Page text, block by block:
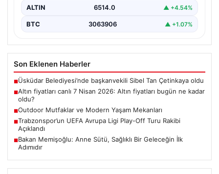
ALTIN 6514.0 ▲ +4.54%
BTC 3063906 ▲ +1.07%
Son Eklenen Haberler
■Üsküdar Belediyesi’nde başkanvekili Sibel Tan Çetinkaya oldu
■Altın fiyatları canlı 7 Nisan 2026: Altın fiyatları bugün ne kadar
oldu?
■Outdoor Mutfaklar ve Modern Yaşam Mekanları
■Trabzonspor’un UEFA Avrupa Ligi Play-Off Turu Rakibi
Açıklandı
■Bakan Memişoğlu: Anne Sütü, Sağlıklı Bir Geleceğin İlk
Adımıdır